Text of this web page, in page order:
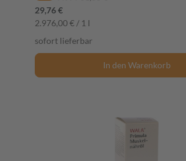
29,76 €
2.976,00 € / 1 l
sofort lieferbar
In den Warenkorb